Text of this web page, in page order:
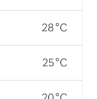
28 °C
25 °C